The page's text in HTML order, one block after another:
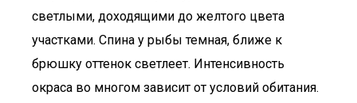
светлыми, доходящими до желтого цвета
участками. Спина у рыбы темная, ближе к
брюшку оттенок светлеет. Интенсивность
окраса во многом зависит от условий обитания.